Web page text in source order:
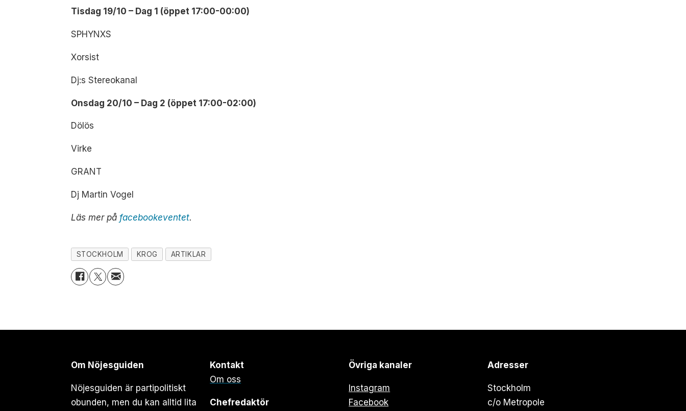
Tisdag 19/10 – Dag 1 (öppet 17:00-00:00)
SPHYNXS
Xorsist
Dj:s Stereokanal
Onsdag 20/10 – Dag 2 (öppet 17:00-02:00)
Dölös
Virke
GRANT
Dj Martin Vogel
Läs mer påfacebookeventet.
STOCKHOLM KROG ARTIKLAR
Om Nöjesguiden
Nöjesguiden är partipolitiskt
obunden, men du kan alltid lita
Kontakt
Om oss
Chefredaktör
Övriga kanaler
Instagram
Facebook
Adresser
Stockholm
c/o Metropole